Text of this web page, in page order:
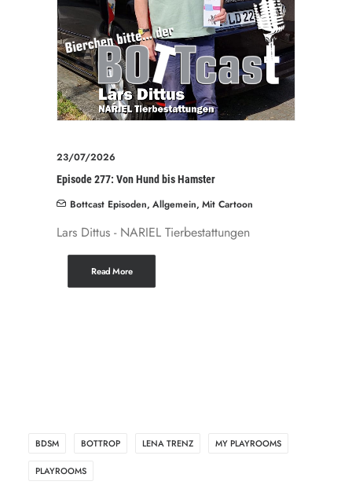
23/07/2026
Episode 277: Von Hund bis Hamster
Bottcast Episoden, Allgemein, Mit Cartoon
Lars Dittus - NARIEL Tierbestattungen
Read More
BDSM BOTTROP LENA TRENZ MY PLAYROOMS
PLAYROOMS